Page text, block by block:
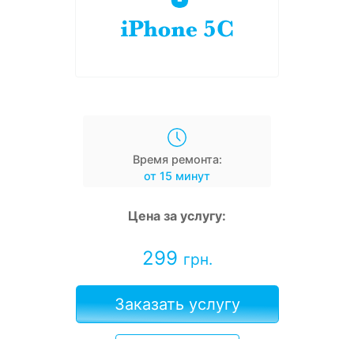
Время ремонта:
от 15 минут
Цена за услугу:
299 грн.
Заказать услугу